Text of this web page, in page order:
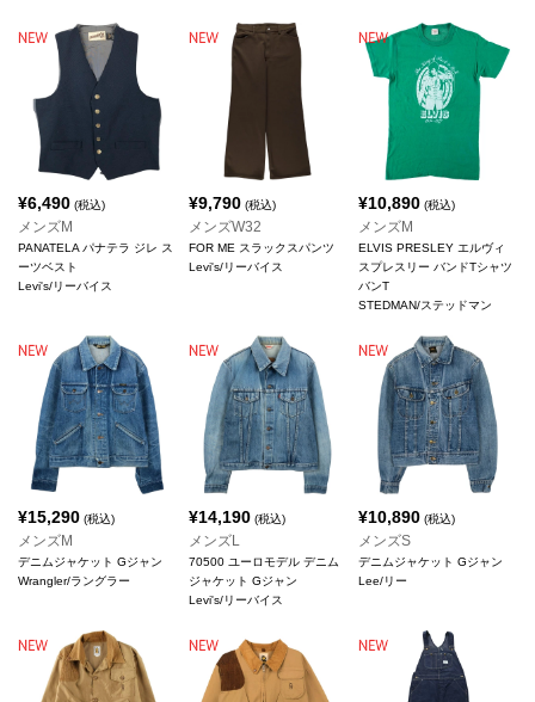
¥6,490 (税込)
メンズM
PANATELA パナテラ ジレ ス
ーツベスト
Levi's/リーバイス
¥9,790(税込)
メンズW32
FOR ME スラックスパンツ
Levi's/リーバイス
¥10,890 (税込)
メンズM
ELVIS PRESLEY エルヴィ
スプレスリー バンドTシャツ
バンT
STEDMAN/ステッドマン
¥15,290 (税込)
メンズM
デニムジャケット Gジャン
Wrangler/ラングラー
¥14,190(税込)
メンズL
70500 ユーロモデル デニム
ジャケット Gジャン
Levi's/リーバイス
¥10,890 (税込)
メンズS
デニムジャケット Gジャン
Lee/リー